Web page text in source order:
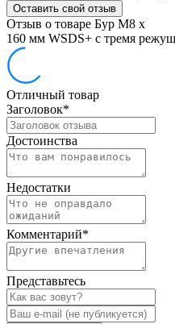
Оставить свой отзыв
Отзыв о товаре Бур М8 х
160 мм WSDS+ с тремя
Отличный товар
Заголовок*
Достоинства
Недостатки
Комментарий*
Представьтесь